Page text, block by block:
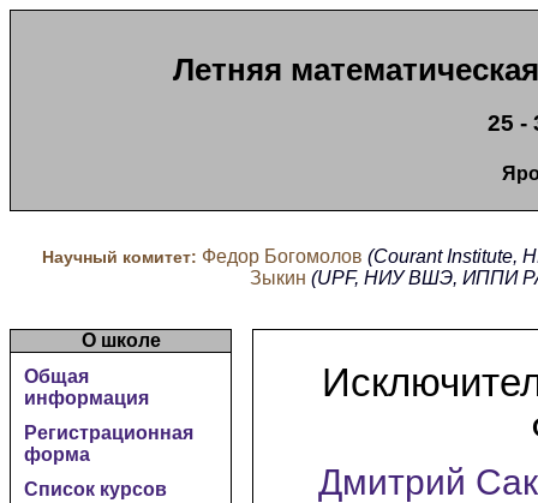
Летняя
25 -
Научный комитет: Федор Богомолов(Courant Institute,
Зыкин(UPF, НИУ ВШЭ, ИППИ
О школе
Общая
информация
Регистрационная
форма
Список курсов
Дмитрий